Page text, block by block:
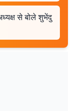
से बोले शुभेंदु